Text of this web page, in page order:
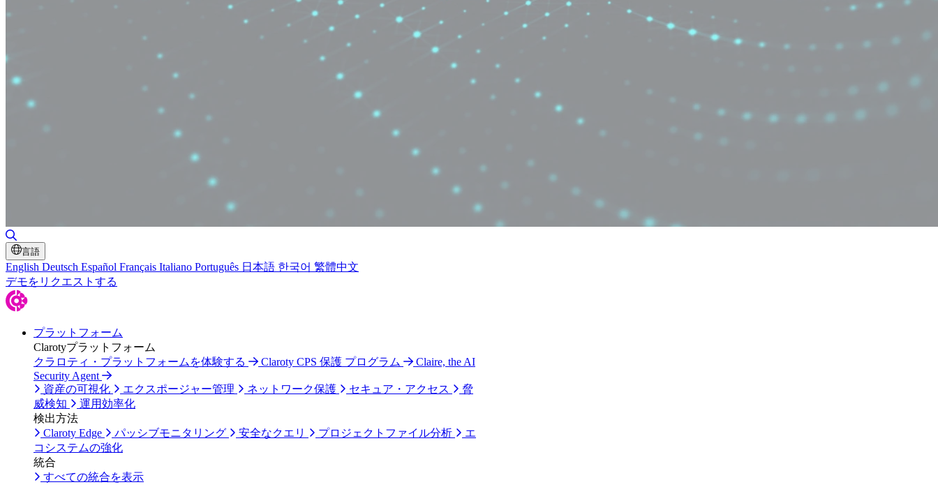
言語
English Deutsch Español Français Italiano Português 日本語 한국어 繁體中文
デモをリクエストする
プラットフォーム
Clarotyプラットフォーム
クラロティ・プラットフォームを体験する
Claroty CPS 保護 プログラム
Claire, the AI
Security Agent
資産の可視化
エクスポージャー管理 ネットワーク保護 セキュア・アクセス
脅
威検知
運用効率化
検出方法
Claroty Edge
パッシブモニタリング 安全なクエリ プロジェクトファイル分析
エ
コシステムの強化
統合
すべての統合を表示